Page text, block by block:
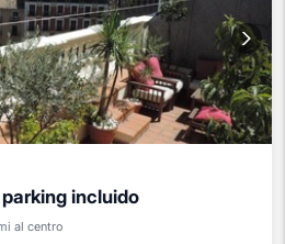
incluido
al centro
Balcón/Terraza